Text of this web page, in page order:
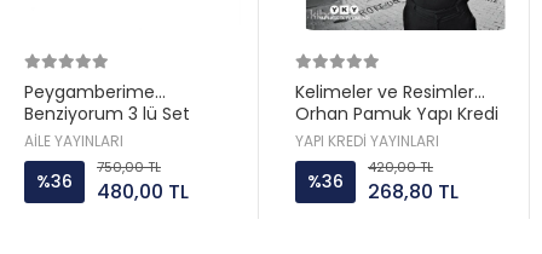
Peygamberime
Benziyorum 3 lü Set
Hatice Kübra Tongar Aile
Yayın
AİLE YAYINLARI
%36
750,00 TL
480,00 TL
Kelimeler ve Resimler
Orhan Pamuk Yapı Kredi
YAPI KREDİ YAYINLARI
%36
420,00 TL
268,80 TL